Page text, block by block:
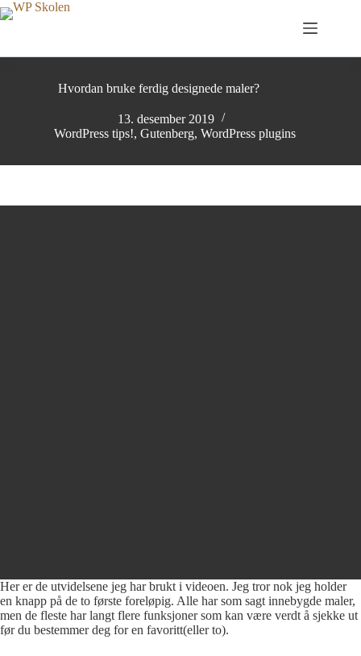
Hopp
til
Hvordan bruke ferdig designede maler?
13. desember 2019
WordPress tips!,Gutenberg,WordPress plugins
Her er de utvidelsene jeg har brukt i videoen. Jeg tror nok jeg holder
en knapp på de to første foreløpig. Alle har som sagt innebygde maler,
men de fleste har langt flere funksjoner som kan være verdt å sjekke ut
før du bestemmer deg for en favoritt(eller to).